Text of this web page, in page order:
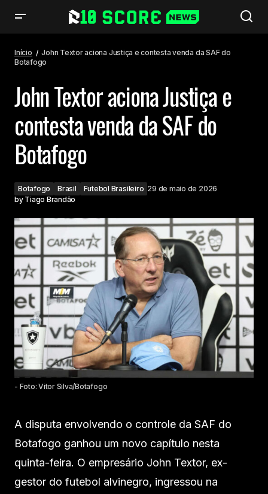
Início
John Textor aciona Justiça e contesta venda da SAF do
Botafogo
John Textor aciona Justiça e
contesta venda da SAF do
Botafogo
Botafogo Brasil Futebol Brasileiro 29 de maio de 2026
by Tiago Brandão
- Foto: Vitor Silva/Botafogo
A disputa envolvendo o controle da SAF do
Botafogo ganhou um novo capítulo nesta
quinta-feira. O empresário John Textor, ex-
gestor do futebol alvinegro, ingressou na